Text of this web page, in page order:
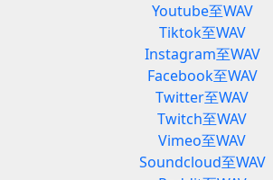
Youtube至WAV
Tiktok至WAV
Instagram至WAV
Facebook至WAV
Twitter至WAV
Twitch至WAV
Vimeo至WAV
Soundcloud至WAV